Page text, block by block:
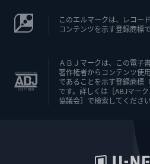
このエルマークは、レコー
コンテンツを示す登録商標
ＡＢＪマークは、この電子
著作権者からコンテンツ使
であることを示す登録商標
です。詳しくは［ABJマー
協議会］で検索してください